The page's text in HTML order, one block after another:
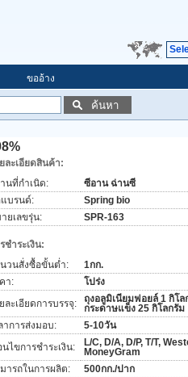
ขออ้าง
ค้นหา
ละเอียดสินค้า:
นที่กำเนิด:
ซีอาน ฉ่านซี
บรนด์:
Spring bio
ยเลขรุ่น:
SPR-163
ชำระเงิน:
วนสั่งซื้อขั้นต่ำ:
1กก.
า:
โปร่ง
ละเอียดการบรรจุ:
ถุงอลูมิเนียมฟอยล์ 1 กิโล
กระดาษแข็ง 25 กิโลกรัม
าการส่งมอบ:
5-10วัน
นไขการชำระเงิน:
L/C, D/A, D/P, T/T,
MoneyGram
ารถในการผลิต:
500กก./ปาก